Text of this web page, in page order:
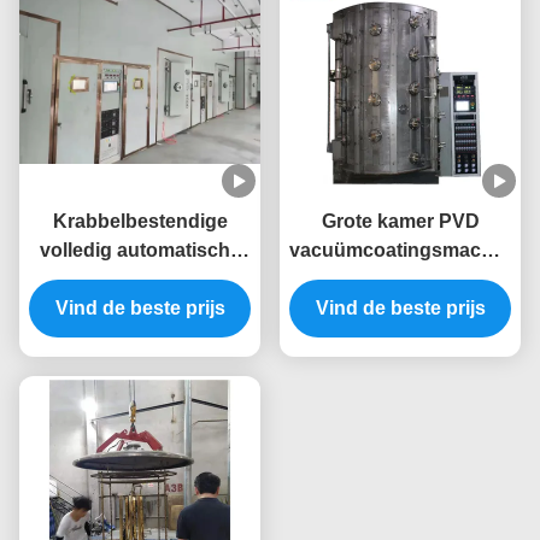
Krabbelbestendige
volledig automatische
PVD-coatingsmachine
met roestvrijstalen
kamer voor
Vind de beste prijs
Grote kamer PVD
vacuümcoatingsmachine
met volledige
automatische besturing
voor op maat gemaakte
Vind de beste prijs